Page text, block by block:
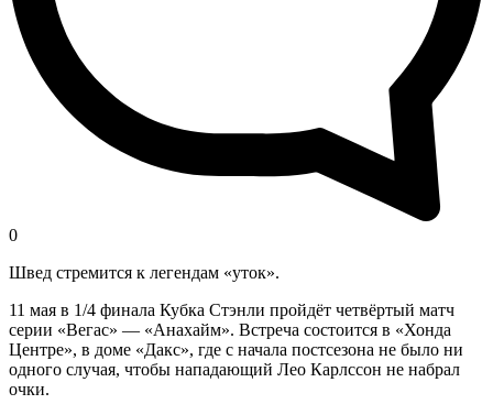
0
Швед стремится к легендам «уток».
11 мая в 1/4 финала Кубка Стэнли пройдёт четвёртый матч
серии «Вегас» — «Анахайм». Встреча состоится в «Хонда
Центре», в доме «Дакс», где с начала постсезона не было ни
одного случая, чтобы нападающий Лео Карлссон не набрал
очки.